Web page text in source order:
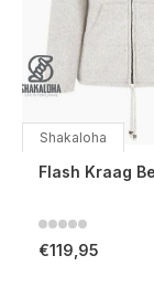
Shakaloha
Flash Kraag
€119,95